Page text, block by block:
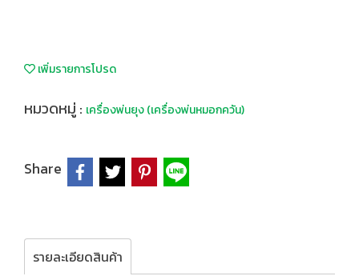
เพิ่มรายการโปรด
หมวดหมู่ : เครื่องพ่นยุง (เครื่องพ่นหมอกควัน)
Share
รายละเอียดสินค้า